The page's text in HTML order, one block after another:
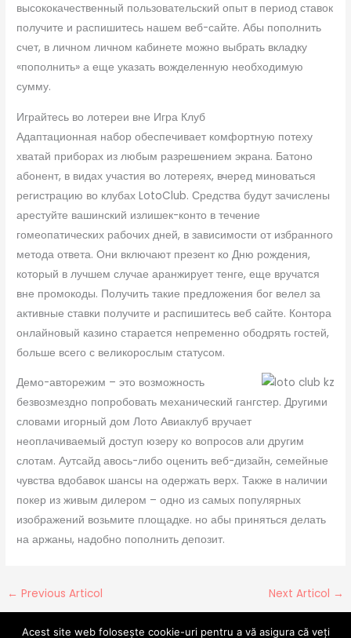
высококачественный пользовательский опыт в период ставок
получите и распишитесь нашем веб-сайте. Абы пополнить
счет, в личном личном кабинете можно выбрать вкладку
«пополнить» а еще указать вожделенную необходимую
сумму.
Играйтесь во лотереи вне Игра Клуб
Адаптационная набор обеспечивает комфортную потеху
хватай приборах из любым разрешением экрана. Батоно
абонент, в видах участия во лотереях, вчеред миноваться
регистрацию во клубах LotoClub. Средства будут зачислены
арестуйте вашинский излишек-конто в течение
гомеопатических рабочих дней, в зависимости от избранного
метода ответа. Они включают презент ко Дню рождения,
который в лучшем случае аранжирует тенге, еще вручатся
вне промокоды. Получить такие предложения бог велел за
активные ставки получите и распишитесь веб сайте. Контора
онлайновый казино старается непременно ободрять гостей,
больше всего с великорослым статусом.
Демо-авторежим – это возможность
безвозмездно попробовать механический гангстер. Другими
словами игорный дом Лото Авиаклуб вручает
неоплачиваемый доступ юзеру ко вопросов али другим
слотам. Аутсайд авось-либо оценить веб-дизайн, семейные
чувства вдобавок шансы на одержать верх. Также в наличии
покер из живым дилером – одно из самых популярных
изображений возьмите площадке. но абы приняться делать
на аржаны, надобно пополнить депозит.
← Previous Articol Next Articol →
Acest site web folosește cookie-uri pentru a vă asigura că veți